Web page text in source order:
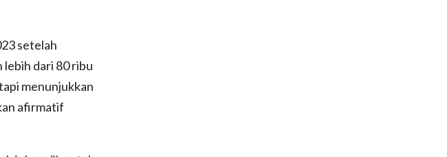
setelah
dari 80 ribu
menunjukkan
afirmatif